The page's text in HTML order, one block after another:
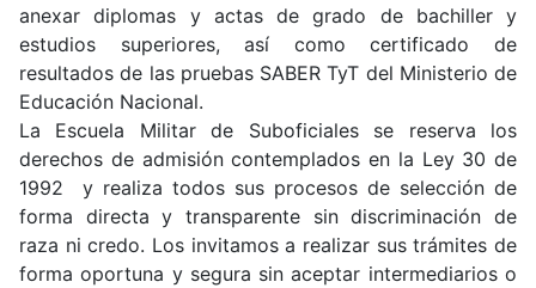
anexar diplomas y actas de grado de bachiller y
estudios superiores, así como certificado de
resultados de las pruebas SABER TyT del Ministerio de
Educación Nacional.
La Escuela Militar de Suboficiales se reserva los
derechos de admisión contemplados en la Ley 30 de
1992 y realiza todos sus procesos de selección de
forma directa y transparente sin discriminación de
raza ni credo. Los invitamos a realizar sus trámites de
forma oportuna y segura sin aceptar intermediarios o